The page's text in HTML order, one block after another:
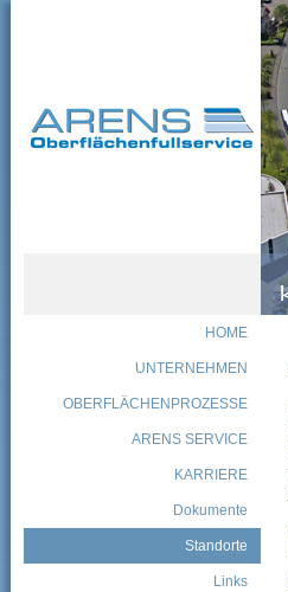
HOME
UNTERNEHMEN
OBERFLÄCHENPROZESSE
ARENS SERVICE
KARRIERE
Dokumente
Standorte
Links